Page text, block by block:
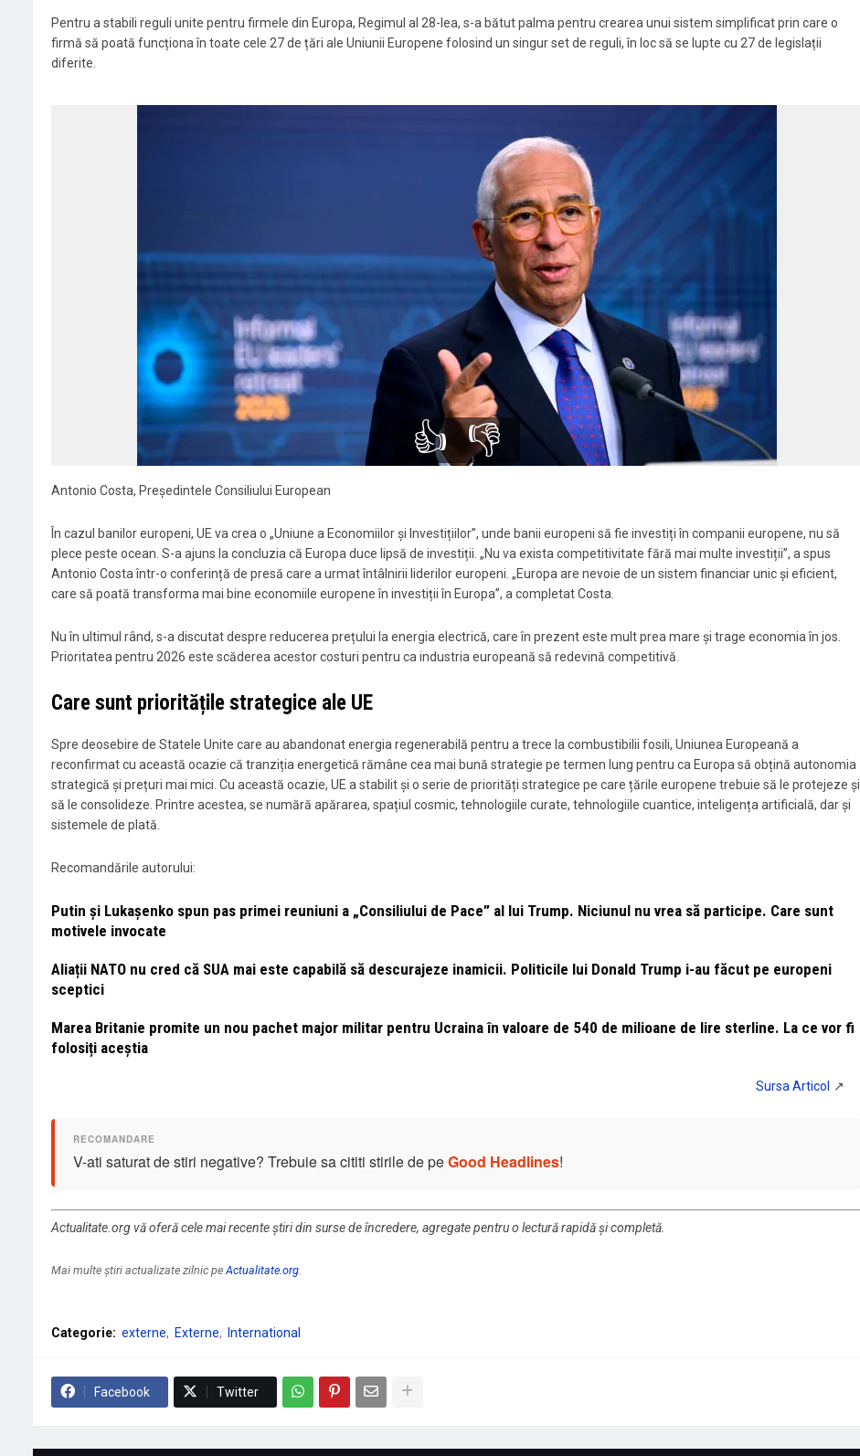
Pentru a stabili reguli unite pentru firmele din Europa, Regimul al 28-lea, s-a bătut palma pentru crearea unui sistem simplificat prin care o
firmă să poată funcționa în toate cele 27 de țări ale Uniunii Europene folosind un singur set de reguli, în loc să se lupte cu 27 de legislații
diferite.
👍 👎
Antonio Costa, Președintele Consiliului European
În cazul banilor europeni, UE va crea o „Uniune a Economiilor și Investițiilor”, unde banii europeni să fie investiți în companii europene, nu să
plece peste ocean. S-a ajuns la concluzia că Europa duce lipsă de investiții. „Nu va exista competitivitate fără mai multe investiții”, a spus
Antonio Costa într-o conferință de presă care a urmat întâlnirii liderilor europeni. „Europa are nevoie de un sistem financiar unic și eficient,
care să poată transforma mai bine economiile europene în investiții în Europa”, a completat Costa.
Nu în ultimul rând, s-a discutat despre reducerea prețului la energia electrică, care în prezent este mult prea mare și trage economia în jos.
Prioritatea pentru 2026 este scăderea acestor costuri pentru ca industria europeană să redevină competitivă.
Care sunt prioritățile strategice ale UE
Spre deosebire de Statele Unite care au abandonat energia regenerabilă pentru a trece la combustibilii fosili, Uniunea Europeană a
reconfirmat cu această ocazie că tranziția energetică rămâne cea mai bună strategie pe termen lung pentru ca Europa să obțină autonomia
strategică și prețuri mai mici. Cu această ocazie, UE a stabilit și o serie de priorități strategice pe care țările europene trebuie să le protejeze și
să le consolideze. Printre acestea, se numără apărarea, spațiul cosmic, tehnologiile curate, tehnologiile cuantice, inteligența artificială, dar și
sistemele de plată.
Recomandările autorului:
Putin și Lukașenko spun pas primei reuniuni a „Consiliului de Pace” al lui Trump. Niciunul nu vrea să participe. Care sunt
motivele invocate
Aliații NATO nu cred că SUA mai este capabilă să descurajeze inamicii. Politicile lui Donald Trump i-au făcut pe europeni
sceptici
Marea Britanie promite un nou pachet major militar pentru Ucraina în valoare de 540 de milioane de lire sterline. La ce vor fi
folosiți aceștia
V-ati saturat de stiri negative? Trebuie sa cititi stirile de peGood Headlines!
Actualitate.org vă oferă cele mai recente știri din surse de încredere, agregate pentru o lectură rapidă și completă.
Mai multe știri actualizate zilnic pe Actualitate.org.
Categorie: externe Externe International
Facebook Twitter